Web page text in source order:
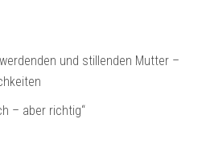
und stillenden Mutter –
– aber richtig“